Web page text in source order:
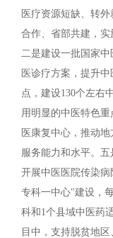
医疗资源短缺、转
合作、省部共建，实
二是建设一批国家
医诊疗方案，提升
点，建设130个左右
用明显的中医特色
医康复中心，推动
服务能力和水平。五
开展中医医院传染
专科一中心"建设，
科和1个县域中医药
目中，支持脱贫地